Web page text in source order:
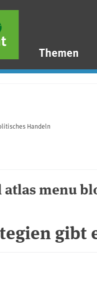
Themen
Handeln
menu
gibt